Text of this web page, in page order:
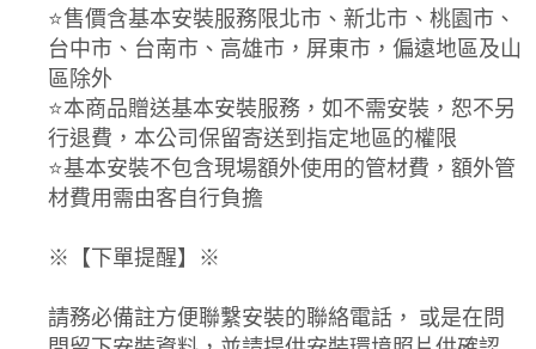
⭐️售價含基本安裝服務限北市、新北市、桃園市、
台中市、台南市、高雄市，屏東市，偏遠地區及山
區除外
⭐️本商品贈送基本安裝服務，如不需安裝，恕不另
行退費，本公司保留寄送到指定地區的權限
⭐️基本安裝不包含現場額外使用的管材費，額外管
材費用需由客自行負擔
※【下單提醒】※
請務必備註方便聯繫安裝的聯絡電話， 或是在問